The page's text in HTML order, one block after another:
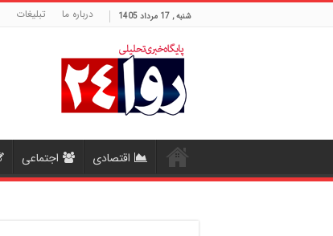
شنبه , 17 مرداد 1405 درباره ما تبلیغات
اقتصادی اجتماعی